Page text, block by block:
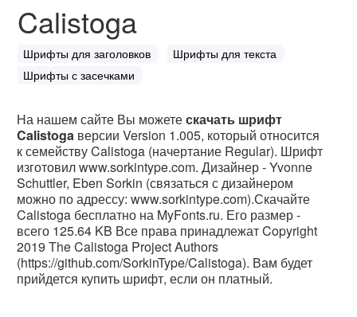
Calistoga
Шрифты для заголовков
Шрифты для текста
Шрифты с засечками
На нашем сайте Вы можетескачать шрифт
Calistoga версии Version 1.005, который относится
к семейству Calistoga (начертание Regular). Шрифт
изготовил www.sorkintype.com. Дизайнер - Yvonne
Schuttler, Eben Sorkin (связаться с дизайнером
можно по адрессу: www.sorkintype.com).Скачайте
Calistoga бесплатно на MyFonts.ru. Его размер -
всего 125.64 KB Все права принадлежат Copyright
2019 The Calistoga Project Authors
(https://github.com/SorkinType/Calistoga). Вам будет
прийдется купить шрифт, если он платный.